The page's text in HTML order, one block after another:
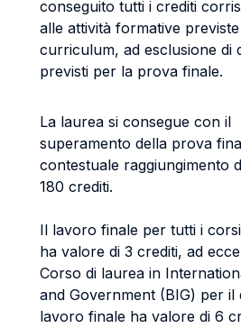
conseguito tutti i crediti
alle attività formative
curriculum, ad esclusione di
previsti per la prova finale.
La laurea si consegue con il
superamento della prova
contestuale raggiungimento
180 crediti.
Il lavoro finale per tutti i
ha valore di 3 crediti, ad
Corso di laurea in
and Government (BIG) per il
lavoro finale ha valore di 6